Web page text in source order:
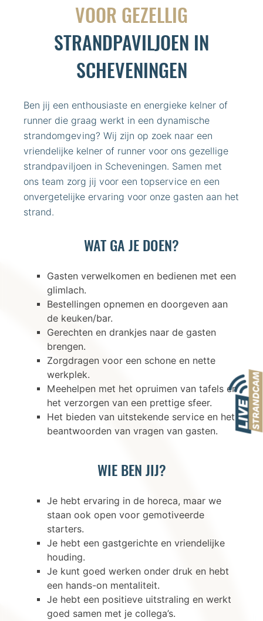
VOOR GEZELLIG
STRANDPAVILJOEN IN
SCHEVENINGEN
Ben jij een enthousiaste en energieke kelner of
runner die graag werkt in een dynamische
strandomgeving? Wij zijn op zoek naar een
vriendelijke kelner of runner voor ons gezellige
strandpaviljoen in Scheveningen. Samen met
ons team zorg jij voor een topservice en een
onvergetelijke ervaring voor onze gasten aan het
strand.
WAT GA JE DOEN?
Gasten verwelkomen en bedienen met een
glimlach.
Bestellingen opnemen en doorgeven aan
de keuken/bar.
Gerechten en drankjes naar de gasten
brengen.
Zorgdragen voor een schone en nette
werkplek.
Meehelpen met het opruimen van tafels en
het verzorgen van een prettige sfeer.
Het bieden van uitstekende service en het
beantwoorden van vragen van gasten.
WIE BEN JIJ?
Je hebt ervaring in de horeca, maar we
staan ook open voor gemotiveerde
starters.
Je hebt een gastgerichte en vriendelijke
houding.
Je kunt goed werken onder druk en hebt
een hands-on mentaliteit.
Je hebt een positieve uitstraling en werkt
goed samen met je collega’s.